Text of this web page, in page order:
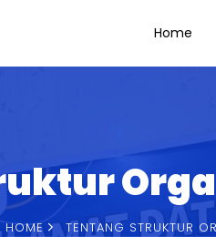
Home
HOME TENTANG STRUKTUR